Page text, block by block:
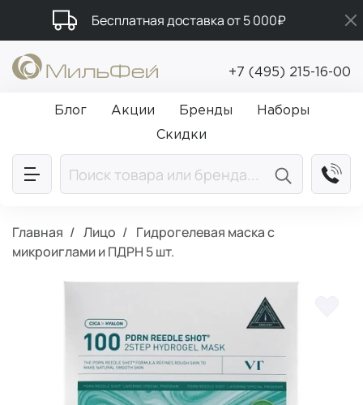
Бесплатная доставка от 5 000₽
Подарки в каждый заказ от 5 000₽
Промокод ПРИВЕТ
+7 (495) 215-16-00
Блог Акции Бренды
Наборы
Скидки
Главная Лицо
Гидрогелевая маска с
микроиглами и ПДРН 5 шт.